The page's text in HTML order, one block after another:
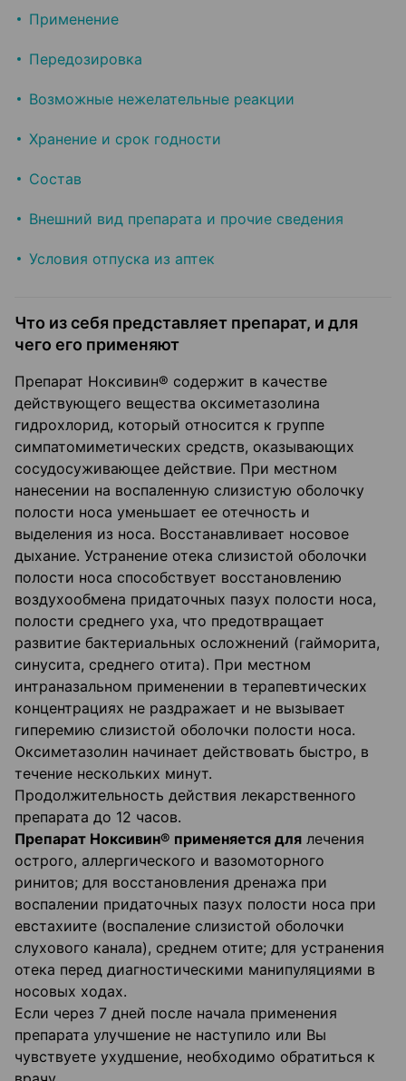
Применение
Передозировка
Возможные нежелательные реакции
Хранение и срок годности
Состав
Внешний вид препарата и прочие сведения
Условия отпуска из аптек
Что из себя представляет препарат, и для
чего его применяют
Препарат Ноксивин® содержит в качестве
действующего вещества оксиметазолина
гидрохлорид, который относится к группе
симпатомиметических средств, оказывающих
сосудосуживающее действие. При местном
нанесении на воспаленную слизистую оболочку
полости носа уменьшает ее отечность и
выделения из носа. Восстанавливает носовое
дыхание. Устранение отека слизистой оболочки
полости носа способствует восстановлению
воздухообмена придаточных пазух полости носа,
полости среднего уха, что предотвращает
развитие бактериальных осложнений (гайморита,
синусита, среднего отита). При местном
интраназальном применении в терапевтических
концентрациях не раздражает и не вызывает
гиперемию слизистой оболочки полости носа.
Оксиметазолин начинает действовать быстро, в
течение нескольких минут.
Продолжительность действия лекарственного
препарата до 12 часов.
Препарат Ноксивин® применяется для лечения
острого, аллергического и вазомоторного
ринитов; для восстановления дренажа при
воспалении придаточных пазух полости носа при
евстахиите (воспаление слизистой оболочки
слухового канала), среднем отите; для устранения
отека перед диагностическими манипуляциями в
носовых ходах.
Если через 7 дней после начала применения
препарата улучшение не наступило или Вы
чувствуете ухудшение, необходимо обратиться к